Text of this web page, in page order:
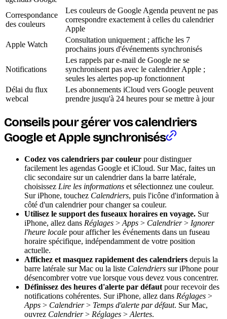
Correspondance
des couleurs
Les couleurs de Google Agenda peuvent ne pas
correspondre exactement à celles du calendrier
Apple
Apple Watch
Consultation uniquement ; affiche les 7
prochains jours d'événements synchronisés
Notifications
Les rappels par e-mail de Google ne se
synchronisent pas avec le calendrier Apple ;
seules les alertes pop-up fonctionnent
Délai du flux
webcal
Les abonnements iCloud vers Google peuvent
prendre jusqu'à 24 heures pour se mettre à jour
Conseils pour gérer vos calendriers
Google et Apple synchronisés
Codez vos calendriers par couleur pour distinguer
facilement les agendas Google et iCloud. Sur Mac, faites un
clic secondaire sur un calendrier dans la barre latérale,
choisissez Lire les informations et sélectionnez une couleur.
Sur iPhone, touchez Calendriers, puis l'icône d'information à
côté d'un calendrier pour changer sa couleur.
Utilisez le support des fuseaux horaires en voyage. Sur
iPhone, allez dans Réglages > Apps > Calendrier> Ignorer
l'heure locale pour afficher les événements dans un fuseau
horaire spécifique, indépendamment de votre position
actuelle.
Affichez et masquez rapidement des calendriers depuis la
barre latérale sur Mac ou la liste Calendriers sur iPhone pour
désencombrer votre vue lorsque vous devez vous concentrer.
Définissez des heures d'alerte par défaut pour recevoir des
notifications cohérentes. Sur iPhone, allez dans Réglages >
Apps > Calendrier> Temps d'alerte par défaut. Sur Mac,
ouvrez Calendrier> Réglages > Alertes.